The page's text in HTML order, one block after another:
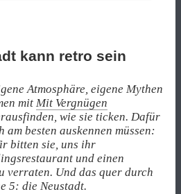
kann retro sein
Atmosphäre, eigene Mythen
mit Mit Vergnügen
wie sie ticken. Dafür
besten auskennen müssen:
bitten sie, uns ihr
und einen
verraten. Und das quer durch
5: die Neustadt.